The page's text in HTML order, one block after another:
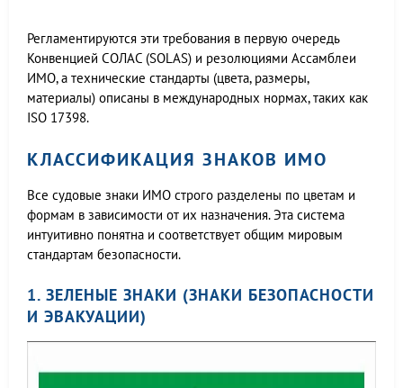
Регламентируются эти требования в первую очередь
Конвенцией СОЛАС (SOLAS) и резолюциями Ассамблеи
ИМО, а технические стандарты (цвета, размеры,
материалы) описаны в международных нормах, таких как
ISO 17398.
КЛАССИФИКАЦИЯ ЗНАКОВ ИМО
Все судовые знаки ИМО строго разделены по цветам и
формам в зависимости от их назначения. Эта система
интуитивно понятна и соответствует общим мировым
стандартам безопасности.
1. ЗЕЛЕНЫЕ ЗНАКИ (ЗНАКИ БЕЗОПАСНОСТИ
И ЭВАКУАЦИИ)